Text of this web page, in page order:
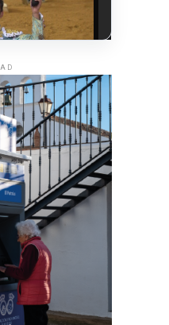
COLOMBINAS
FIESTAS